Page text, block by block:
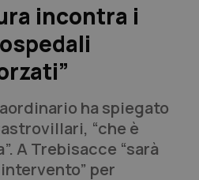
incontra i
ha spiegato
“che è
A Trebisacce “sarà
per